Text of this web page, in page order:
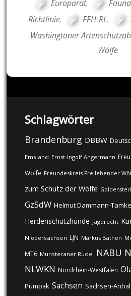
Europarat,
Richtlinie, FFH-RL,
Washingtoner
Wölfe
Schlagwörter
Brandenburg DBBW
Emsland Ernst-Ingolf Angermann
Wölfe Freundeskreis Freilebender
zum Schutz der Wölfe
GzSdW Helmut Dammann-Tamke
Herdenschutzhunde Jagdrecht
Niedersachsen LJN Markus Bathen
MT6 Munsteraner Rudel NABU
NLWKN Nordrhein-Westfalen
Pumpak Sachsen Sachsen-